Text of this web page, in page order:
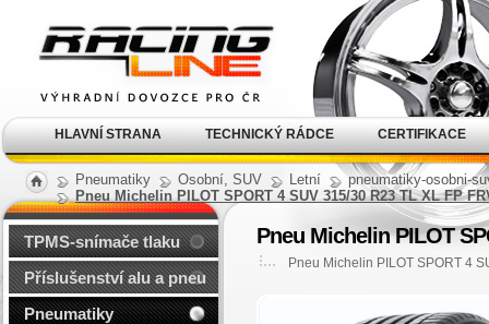
Pneumatiky Osobní, SUV Letní
pneumatiky-osobni-
Pneu Michelin PILOT SPORT 4 SUV 315/30 R23 TL XL FP
Pneu Michelin PILOT
Pneu Michelin PILOT SPORT 4
TPMS-snímače tlaku
Příslušenství alu a pneu
Pneumatiky
kola Racing Line
HLAVNÍ STRANA TECHNICKÝ RÁDCE CERTIFIKACE